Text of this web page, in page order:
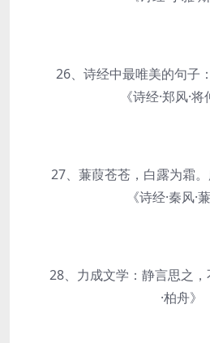
26、诗经中最唯美的句子：
《诗经·郑风·将
27、蒹葭苍苍，白露为霜。
《诗经·秦风·
28、力成文学：静言思之，
·柏舟》